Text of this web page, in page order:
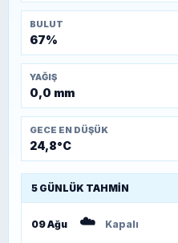
BULUT
67%
YAĞIŞ
0,0 mm
GECE EN DÜŞÜK
24,8°C
5 GÜNLÜK TAHMIN
09 Ağu ☁️ Kapalı